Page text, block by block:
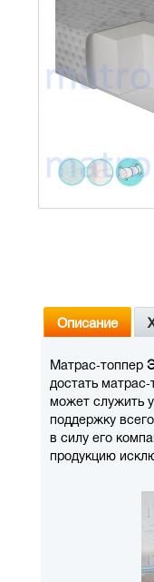
Описание
Матрас-топпер
достать
может служить
поддержку
в силу его
продукцию